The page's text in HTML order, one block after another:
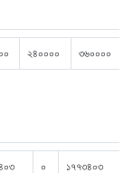
২৪০০০০ ৩৬০০০০
০ ১৭৭৩৪০৩